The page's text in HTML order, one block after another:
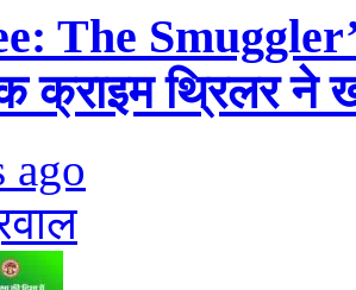
The
क्राइम थ्रिलर ने
ago